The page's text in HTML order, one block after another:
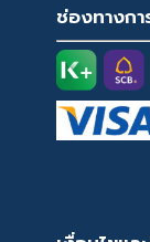
ช่องทางกา